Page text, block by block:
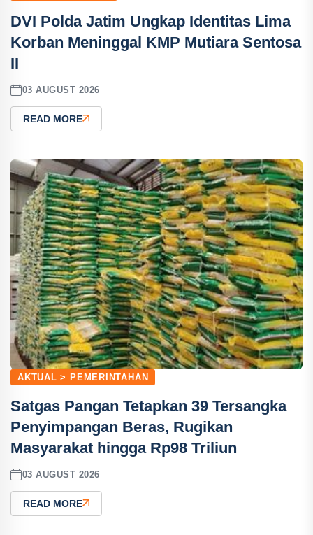
DVI Polda Jatim Ungkap Identitas Lima
Korban Meninggal KMP Mutiara Sentosa
II
03 AUGUST 2026
READ MORE
AKTUAL > PEMERINTAHAN
Satgas Pangan Tetapkan 39 Tersangka
Penyimpangan Beras, Rugikan
Masyarakat hingga Rp98 Triliun
03 AUGUST 2026
READ MORE